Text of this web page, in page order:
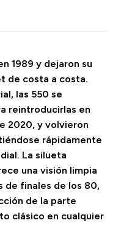
1989 y dejaron su
de costa a costa.
las 550 se
reintroducirlas en
2020, y volvieron
rápidamente
La silueta
una visión limpia
de finales de los 80,
de la parte
clásico en cualquier